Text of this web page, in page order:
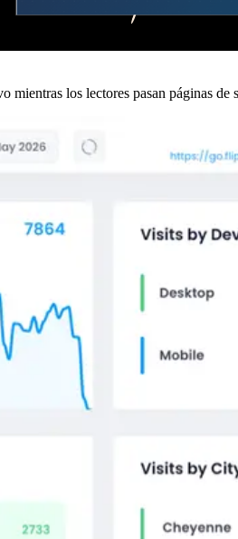
mientras los lectores pasan páginas de